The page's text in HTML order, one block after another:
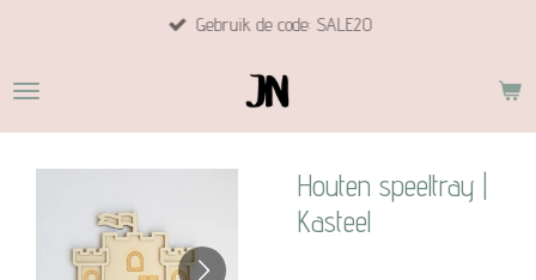
naar
hoofdinhoud
Gebruik de code: SALE20
Houten speeltray |
Kasteel